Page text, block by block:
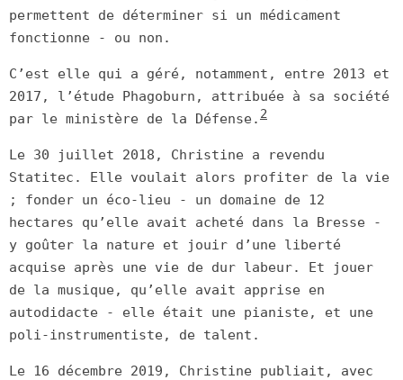
permettent de déterminer si un médicament
fonctionne - ou non.
C’est elle qui a géré, notamment, entre 2013 et
2017, l’étude Phagoburn, attribuée à sa société
par le ministère de la Défense. 2
Le 30 juillet 2018, Christine a revendu
Statitec. Elle voulait alors profiter de la vie
; fonder un éco-lieu - un domaine de 12
hectares qu’elle avait acheté dans la Bresse -
y goûter la nature et jouir d’une liberté
acquise après une vie de dur labeur. Et jouer
de la musique, qu’elle avait apprise en
autodidacte - elle était une pianiste, et une
poli-instrumentiste, de talent.
Le 16 décembre 2019, Christine publiait, avec